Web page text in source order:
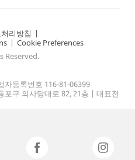
리방침 |
| Cookie Preferences
Reserved.
등록번호 116-81-06399
포구 의사당대로 82, 21층 | 대표전